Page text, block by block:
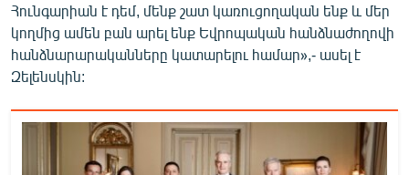
Հունգարիան է դեմ, մենք շատ կառուցողական ենք և մեր
կողմից ամեն բան արել ենք Եվրոպական հանձնաժողովի
հանձնարարականները կատարելու համար»,- ասել է
Զելենսկին: